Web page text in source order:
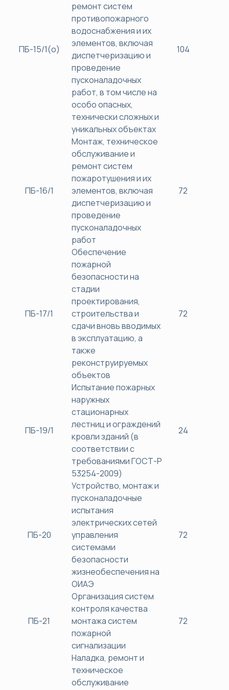
ПБ-15/1(о)
ремонт систем
противопожарного
водоснабжения и их
элементов, включая
диспетчеризацию и
проведение
пусконаладочных
работ, в том числе на
особо опасных,
технически сложных и
уникальных объектах
104
ПБ-16/1
Монтаж, техническое
обслуживание и
ремонт систем
пожаротушения и их
элементов, включая
диспетчеризацию и
проведение
пусконаладочных
работ
72
ПБ-17/1
Обеспечение
пожарной
безопасности на
стадии
проектирования,
строительства и
сдачи вновь вводимых
в эксплуатацию, а
также
реконструируемых
объектов
72
ПБ-19/1
Испытание пожарных
наружных
стационарных
лестниц и ограждений
кровли зданий (в
соответствии с
требованиями ГОСТ-Р
53254-2009)
24
ПБ-20
Устройство, монтаж и
пусконаладочные
испытания
электрических сетей
управления
системами
безопасности
жизнеобеспечения на
ОИАЭ
72
ПБ-21
Организация систем
контроля качества
монтажа систем
пожарной
сигнализации
72
Наладка, ремонт и
техническое
обслуживание